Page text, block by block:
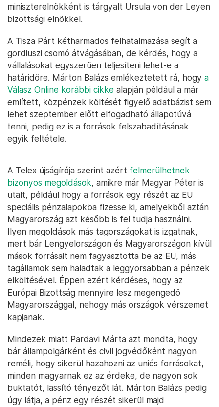
miniszterelnökként is tárgyalt Ursula von der Leyen
bizottsági elnökkel.
A Tisza Párt kétharmados felhatalmazása segít a
gordiuszi csomó átvágásában, de kérdés, hogy a
vállalásokat egyszerűen teljesíteni lehet-e a
határidőre. Márton Balázs emlékeztetett rá, hogy a
Válasz Online korábbi cikke alapján például a már
említett, közpénzek költését figyelő adatbázist sem
lehet szeptember előtt elfogadható állapotúvá
tenni, pedig ez is a források felszabadításának
egyik feltétele.
A Telex újságírója szerint azért felmerülhetnek
bizonyos megoldások, amikre már Magyar Péter is
utalt, például hogy a források egy részét az EU
speciális pénzalapokba fizesse ki, amelyekből aztán
Magyarország azt később is fel tudja használni.
Ilyen megoldások más tagországokat is izgatnak,
mert bár Lengyelországon és Magyarországon kívül
mások forrásait nem fagyasztotta be az EU, más
tagállamok sem haladtak a leggyorsabban a pénzek
elköltésével. Éppen ezért kérdéses, hogy az
Európai Bizottság mennyire lesz megengedő
Magyarországgal, nehogy más országok vérszemet
kapjanak.
Mindezek miatt Pardavi Márta azt mondta, hogy
bár állampolgárként és civil jogvédőként nagyon
reméli, hogy sikerül hazahozni az uniós forrásokat,
minden magyarnak ez az érdeke, de nagyon sok
buktatót, lassító tényezőt lát. Márton Balázs pedig
úgy látja, a pénz egy részét sikerül majd